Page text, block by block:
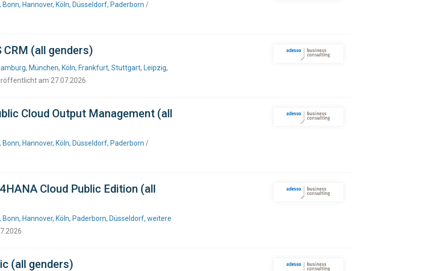
Hannover, Köln, Düsseldorf, Paderborn /
CRM (all genders)
München, Köln, Frankfurt, Stuttgart, Leipzig,
am 27.07.2026
Cloud Output Management (all
Hannover, Köln, Düsseldorf, Paderborn /
Cloud Public Edition (all
Hannover, Köln, Paderborn, Düsseldorf, weitere
(all genders)